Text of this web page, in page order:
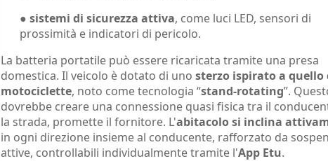
● sistemi di sicurezza attiva, come luci LED, sensori di
prossimità e indicatori di pericolo.
La batteria portatile può essere ricaricata tramite una presa
domestica. Il veicolo è dotato di uno sterzo ispirato a quello
motociclette, noto come tecnologia “stand-rotating”.
dovrebbe creare una connessione quasi fisica tra il
la strada, promette il fornitore. L'abitacolo si inclina
in ogni direzione insieme al conducente, rafforzato da
attive, controllabili individualmente tramite l'App Etu.